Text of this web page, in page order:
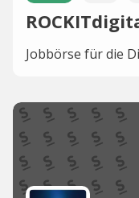
Jobbörse für die